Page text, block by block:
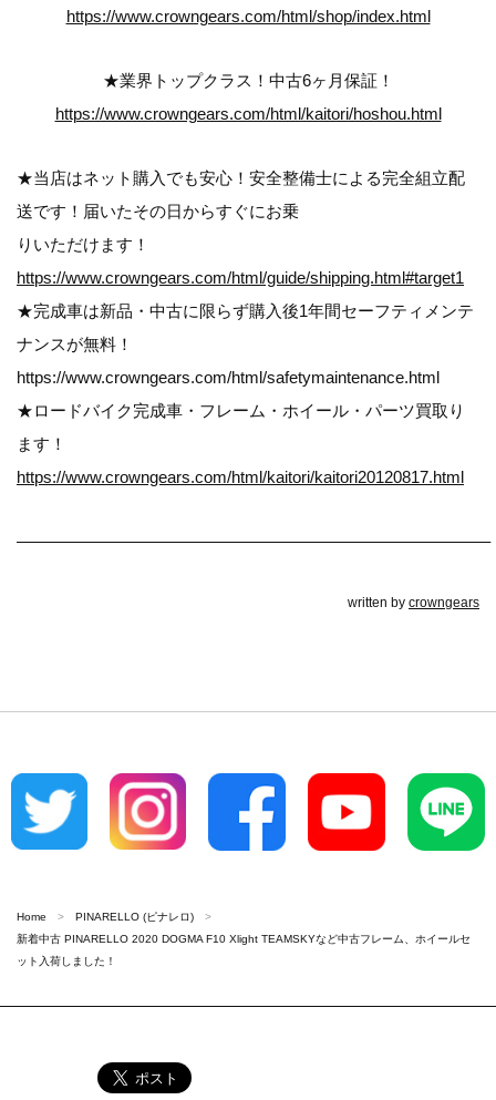
https://www.crowngears.com/html/shop/index.html
★業界トップクラス！中古6ヶ月保証！
https://www.crowngears.com/html/kaitori/hoshou.html
★当店はネット購入でも安心！安全整備士による完全組立配
送です！届いたその日からすぐにお乗
りいただけます！
https://www.crowngears.com/html/guide/shipping.html#target1
★完成車は新品・中古に限らず購入後1年間セーフティメンテ
ナンスが無料！
https://www.crowngears.com/html/safetymaintenance.html
★ロードバイク完成車・フレーム・ホイール・パーツ買取り
ます！
https://www.crowngears.com/html/kaitori/kaitori20120817.html
————————————————————————————–
written by crowngears
Home
PINARELLO (ピナレロ)
新着中古 PINARELLO 2020 DOGMA F10 Xlight TEAMSKYなど中古フレーム、ホイールセ
ット入荷しました！